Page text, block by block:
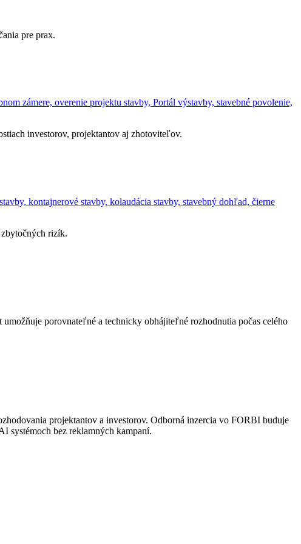
pre prax.
zámere, overenie projektu stavby, Portál výstavby, stavebné povolenie,
investorov, projektantov aj zhotoviteľov.
kontajnerové stavby, kolaudácia stavby, stavebný dohľad, čierne
rizík.
porovnateľné a technicky obhájiteľné rozhodnutia počas celého
projektantov a investorov. Odborná inzercia vo FORBI buduje
systémoch bez reklamných kampaní.